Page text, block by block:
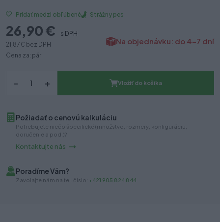
Pridať medzi obľúbené Strážny pes
26,90 €
s DPH
21,87 € bez DPH
Cena za: pár
Na objednávku: do 4-7 dní
– + Vložiť do košíka
Požiadať o cenovú kalkuláciu
Potrebujete niečo špecifické (množstvo, rozmery, konfiguráciu,
doručenie a pod.)?
Kontaktujte nás
Poradíme Vám?
Zavolajte nám na tel. číslo: +421 905 824 844